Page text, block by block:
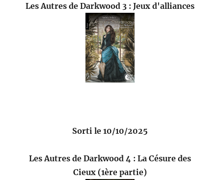
Les Autres de Darkwood 3 : Jeux d'alliances
Sorti le 10/10/2025
Les Autres de Darkwood 4 : La Césure des
Cieux (1ère partie)